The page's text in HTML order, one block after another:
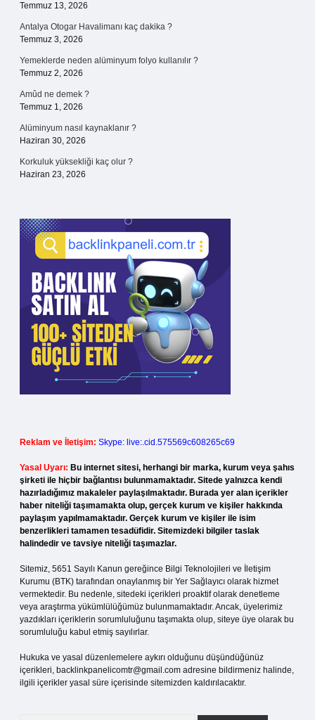
Temmuz 13, 2026
Antalya Otogar Havalimanı kaç dakika ?
Temmuz 3, 2026
Yemeklerde neden alüminyum folyo kullanılır ?
Temmuz 2, 2026
Amûd ne demek ?
Temmuz 1, 2026
Alüminyum nasıl kaynaklanır ?
Haziran 30, 2026
Korkuluk yüksekliği kaç olur ?
Haziran 23, 2026
Reklam ve İletişim: Skype: live:.cid.575569c608265c69
Yasal Uyarı: Bu internet sitesi, herhangi bir marka, kurum veya şahıs
şirketi ile hiçbir bağlantısı bulunmamaktadır. Sitede yalnızca kendi
hazırladığımız makaleler paylaşılmaktadır. Burada yer alan içerikler
haber niteliği taşımamakta olup, gerçek kurum ve kişiler hakkında
paylaşım yapılmamaktadır. Gerçek kurum ve kişiler ile isim
benzerlikleri tamamen tesadüfidir. Sitemizdeki bilgiler taslak
halindedir ve tavsiye niteliği taşımazlar.
Sitemiz, 5651 Sayılı Kanun gereğince Bilgi Teknolojileri ve İletişim
Kurumu (BTK) tarafından onaylanmış bir Yer Sağlayıcı olarak hizmet
vermektedir. Bu nedenle, sitedeki içerikleri proaktif olarak denetleme
veya araştırma yükümlülüğümüz bulunmamaktadır. Ancak, üyelerimiz
yazdıkları içeriklerin sorumluluğunu taşımakta olup, siteye üye olarak bu
sorumluluğu kabul etmiş sayılırlar.
Hukuka ve yasal düzenlemelere aykırı olduğunu düşündüğünüz
içerikleri, backlinkpanelicomtr@gmail.com adresine bildirmeniz halinde,
ilgili içerikler yasal süre içerisinde sitemizden kaldırılacaktır.